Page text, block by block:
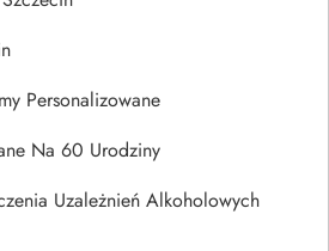
Personalizowane
Na 60 Urodziny
Uzależnień Alkoholowych